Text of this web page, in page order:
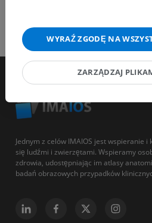
Jednym z celów IMAIOS jest wspieranie i
się ludźmi i zwierzętami. Wspieramy
zdrowia, udostępniając im atlasy
badań obrazowych przypadków
WYRAŹ ZGODĘ NA
ZARZĄDZAJ